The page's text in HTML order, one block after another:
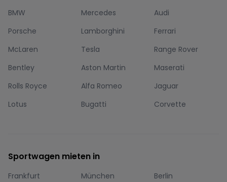
BMW Mercedes
Audi
Porsche
Lamborghini
Ferrari
McLaren
Tesla
Range Rover
Bentley
Aston Martin
Maserati
Rolls Royce
Alfa Romeo
Jaguar
Lotus
Bugatti Corvette
Sportwagen mieten in
Frankfurt München
Berlin